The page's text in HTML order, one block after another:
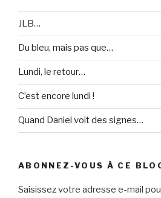
JLB…
Du bleu, mais pas que…
Lundi, le retour…
C’est encore lundi !
Quand Daniel voit des signes…
ABONNEZ-VOUS À CE
Saisissez votre adresse e-mail